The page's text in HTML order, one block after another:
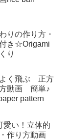
りの作り方・
き☆Origami
り
く飛ぶ 正方
動画 簡単♪
pattern
愛い！立体的
作り方動画